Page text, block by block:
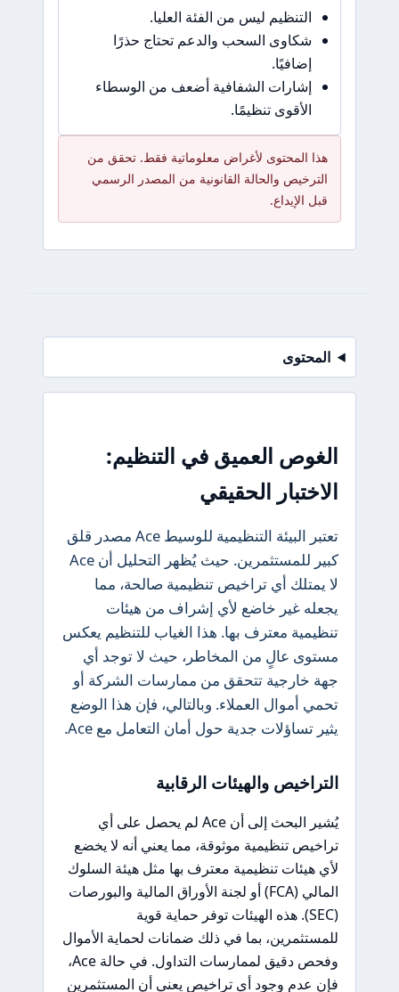
التنظيم ليس من الفئة العليا.
شكاوى السحب والدعم تحتاج حذرًا
إضافيًا.
إشارات الشفافية أضعف من الوسطاء
الأقوى تنظيمًا.
هذا المحتوى لأغراض معلوماتية فقط. تحقق من
الترخيص والحالة القانونية من المصدر الرسمي
قبل الإيداع.
المحتوى
الغوص العميق في التنظيم:
الاختبار الحقيقي
تعتبر البيئة التنظيمية للوسيط Ace مصدر قلق
كبير للمستثمرين. حيث يُظهر التحليل أن Ace
لا يمتلك أي تراخيص تنظيمية صالحة، مما
يجعله غير خاضع لأي إشراف من هيئات
تنظيمية معترف بها. هذا الغياب للتنظيم يعكس
مستوى عالٍ من المخاطر، حيث لا توجد أي
جهة خارجية تتحقق من ممارسات الشركة أو
تحمي أموال العملاء. وبالتالي، فإن هذا الوضع
يثير تساؤلات جدية حول أمان التعامل مع Ace.
التراخيص والهيئات الرقابية
يُشير البحث إلى أن Ace لم يحصل على أي
تراخيص تنظيمية موثوقة، مما يعني أنه لا يخضع
لأي هيئات تنظيمية معترف بها مثل هيئة السلوك
المالي (FCA) أو لجنة الأوراق المالية والبورصات
(SEC). هذه الهيئات توفر حماية قوية
للمستثمرين، بما في ذلك ضمانات لحماية الأموال
وفحص دقيق لممارسات التداول. في حالة Ace،
فإن عدم وجود أي تراخيص يعني أن المستثمرين